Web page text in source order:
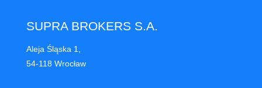
SUPRA BROKERS S.A.
Aleja Śląska 1,
54-118 Wrocław